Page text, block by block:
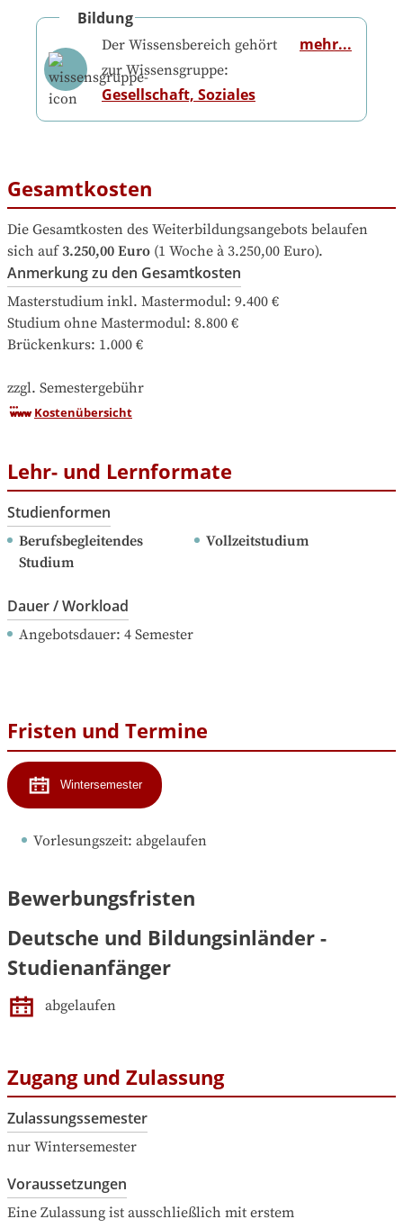
Bildung
Der Wissensbereich gehört
zur Wissensgruppe:
Gesellschaft, Soziales
mehr...
Gesamtkosten
Die Gesamtkosten des Weiterbildungsangebots belaufen
sich auf 3.250,00 Euro (1 Woche à 3.250,00 Euro).
Anmerkung zu den Gesamtkosten
Masterstudium inkl. Mastermodul: 9.400 €
Studium ohne Mastermodul: 8.800 €
Brückenkurs: 1.000 €
zzgl. Semestergebühr
Kostenübersicht
Lehr- und Lernformate
Studienformen
Berufsbegleitendes
Studium
Vollzeitstudium
Dauer / Workload
Angebotsdauer: 4 Semester
Fristen und Termine
Wintersemester
Vorlesungszeit: abgelaufen
Bewerbungsfristen
Deutsche und Bildungsinländer -
Studienanfänger
abgelaufen
Zugang und Zulassung
Zulassungssemester
nur Wintersemester
Voraussetzungen
Eine Zulassung ist ausschließlich mit erstem